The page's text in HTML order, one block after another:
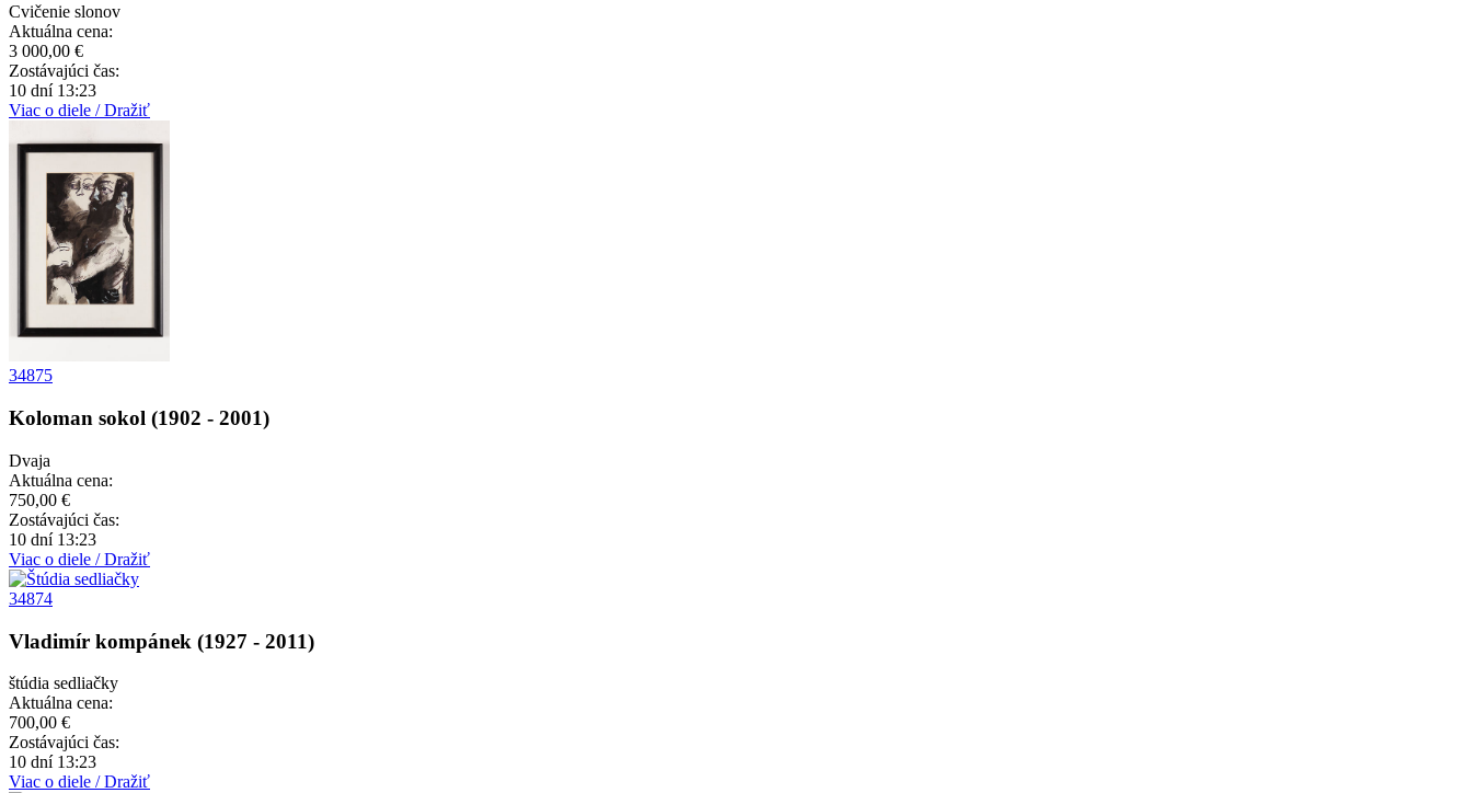
Cvičenie slonov
Aktuálna cena:
3 000,00 €
Zostávajúci čas:
10 dní 13:23
Viac o diele / Dražiť
34875
Koloman sokol (1902 - 2001)
Dvaja
Aktuálna cena:
750,00 €
Zostávajúci čas:
10 dní 13:23
Viac o diele / Dražiť
34874
Vladimír kompánek (1927 - 2011)
štúdia sedliačky
Aktuálna cena:
700,00 €
Zostávajúci čas:
10 dní 13:23
Viac o diele / Dražiť